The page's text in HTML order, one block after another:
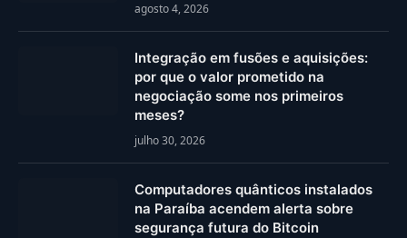
agosto 4, 2026
Integração em fusões e aquisições:
por que o valor prometido na
negociação some nos primeiros
meses?
julho 30, 2026
Computadores quânticos instalados
na Paraíba acendem alerta sobre
segurança futura do Bitcoin